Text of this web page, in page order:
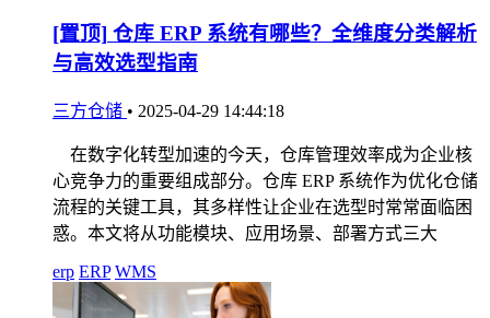
[置顶] 仓库 ERP 系统有哪些？全维度分类解析
与高效选型指南
三方仓储 • 2025-04-29 14:44:18
在数字化转型加速的今天，仓库管理效率成为企业核
心竞争力的重要组成部分。仓库 ERP 系统作为优化仓储
流程的关键工具，其多样性让企业在选型时常常面临困
惑。本文将从功能模块、应用场景、部署方式三大
erp ERP WMS